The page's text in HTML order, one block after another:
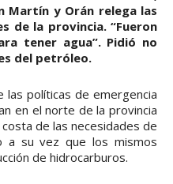
Martín y Orán relega las
de la provincia. “Fueron
tener agua”. Pidió no
del petróleo.
las políticas de emergencia
en el norte de la provincia
de las necesidades de
a su vez que los mismos
de hidrocarburos.